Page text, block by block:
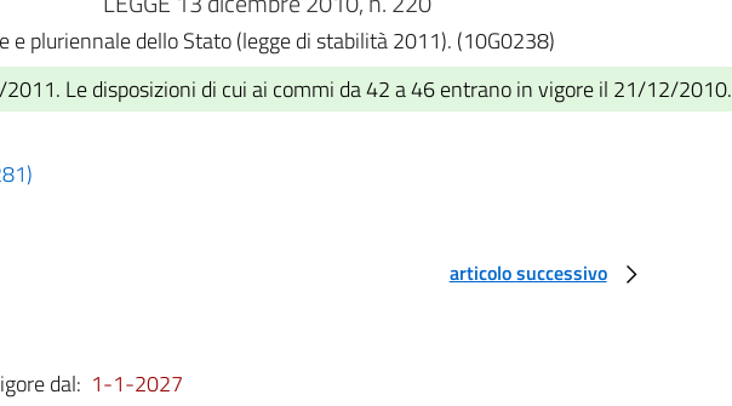
pluriennale dello Stato (legge di stabilità 2011). (10G0238)
Le disposizioni di cui ai commi da 42 a 46 entrano in vigore il 21/12/2010.
articolo successivo
dal: 1-1-2027